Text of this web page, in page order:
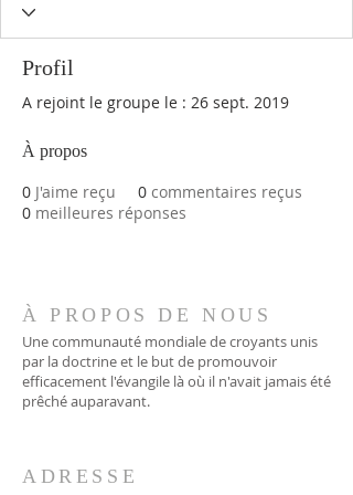
Profil
A rejoint le groupe le : 26 sept. 2019
À propos
0 J'aime reçu 0 commentaires reçus
0 meilleures réponses
À PROPOS DE NOUS
Une communauté mondiale de croyants unis
par la doctrine et le but de promouvoir
efficacement l'évangile là où il n'avait jamais été
prêché auparavant.
ADRESSE